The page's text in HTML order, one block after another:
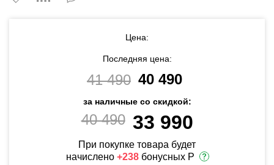
Цена:
Последняя цена:
41 490 40 490
за наличные со скидкой:
40 490 33 990
При покупке товара будет
начислено +238 бонусных Р